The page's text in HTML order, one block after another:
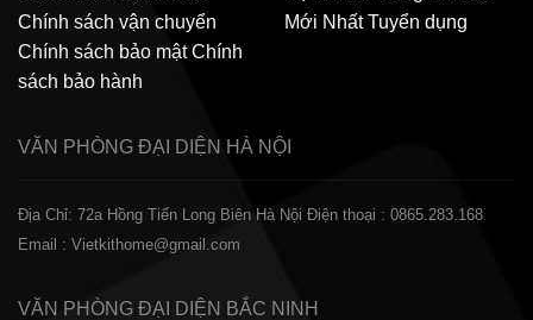
Chính sách vận chuyển
Chính sách bảo mật Chính
sách bảo hành
Mới Nhất Tuyển dụng
VĂN PHÒNG ĐẠI DIỆN HÀ NỘI
Địa Chỉ: 72a Hồng Tiến Long Biên Hà Nội Điện thoại : 0865.283.168
Email : Vietkithome@gmail.com
VĂN PHÒNG ĐẠI DIỆN BẮC NINH